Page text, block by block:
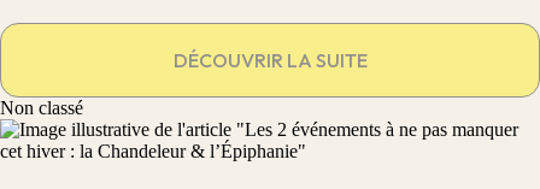
DÉCOUVRIR LA SUITE
Non classé